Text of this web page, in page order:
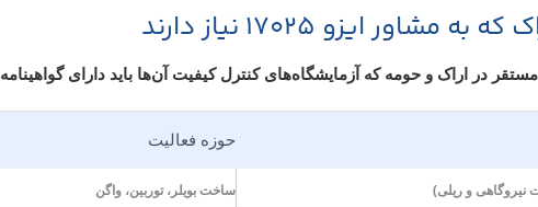
مشاور ایزو 17025 نیاز دارند
اراک و حومه که آزمایشگاه‌های کنترل کیفیت آن‌ها باید دارای گواهینامه ۱۷۰۲۵ باشند:
حوزه فعالیت
نیروگاهی و ریلی) ساخت بویلر، توربین، واگن